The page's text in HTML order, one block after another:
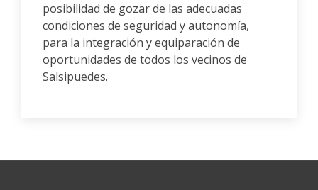
posibilidad de gozar de las adecuadas
condiciones de seguridad y autonomía,
para la integración y equiparación de
oportunidades de todos los vecinos de
Salsipuedes.